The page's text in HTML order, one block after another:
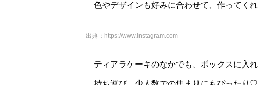
色やデザインも好みに合わせて、作ってく
出典： https://www.instagram.com
ティアラケーキのなかでも、ボックスに入